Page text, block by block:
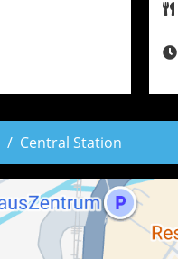
Central Station